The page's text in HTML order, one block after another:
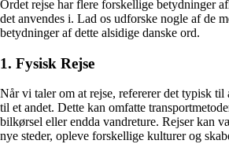
Ordet rejse har flere forskellige betydninger
det anvendes i. Lad os udforske nogle af de
betydninger af dette alsidige danske ord.
1. Fysisk Rejse
Når vi taler om at rejse, refererer det typisk til
til et andet. Dette kan omfatte
bilkørsel eller endda vandreture. Rejser kan
nye steder, opleve forskellige kulturer og